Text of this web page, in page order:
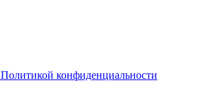
Политикой конфиденциальности